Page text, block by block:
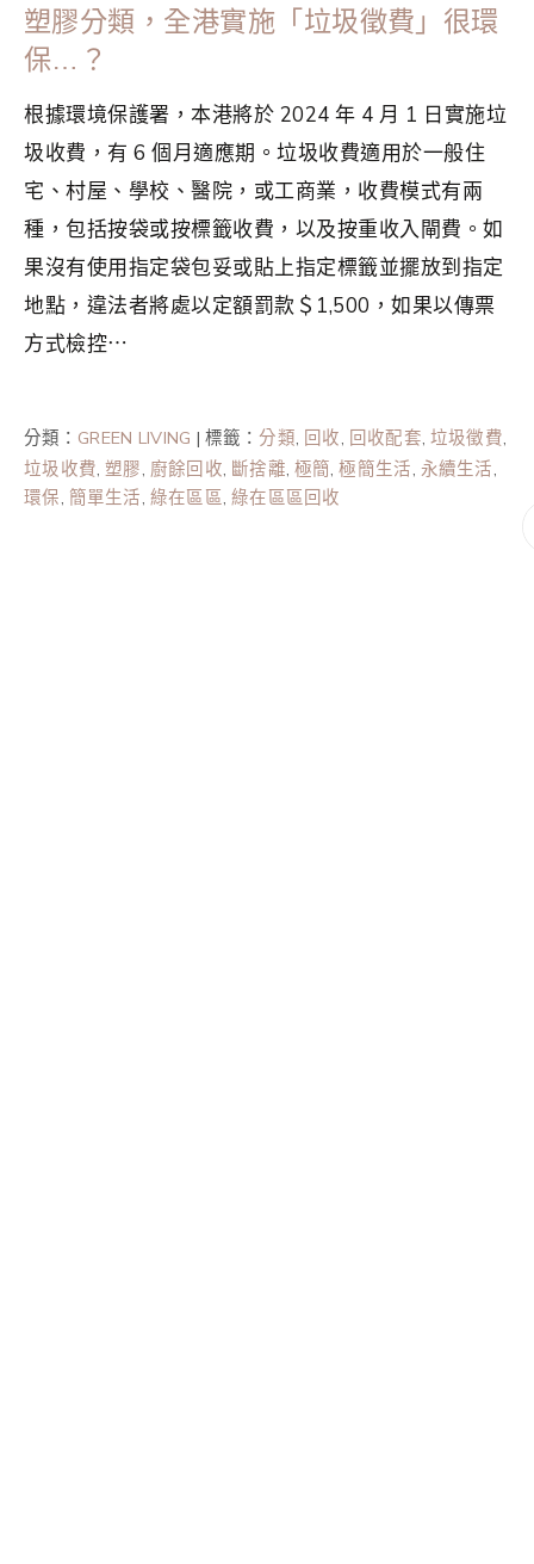
塑膠分類，全港實施「垃圾徵費」很環
保…？
根據環境保護署，本港將於 2024 年 4 月 1 日實施垃
圾收費，有 6 個月適應期。垃圾收費適用於一般住
宅、村屋、學校、醫院，或工商業，收費模式有兩
種，包括按袋或按標籤收費，以及按重收入閘費。如
果沒有使用指定袋包妥或貼上指定標籤並擺放到指定
地點，違法者將處以定額罰款＄1,500，如果以傳票
方式檢控⋯
分類： GREEN LIVING |標籤：分類, 回收, 回收配套, 垃圾徵費,
垃圾收費,塑膠, 廚餘回收, 斷捨離, 極簡,極簡生活, 永續生活,
環保, 簡單生活, 綠在區區, 綠在區區回收